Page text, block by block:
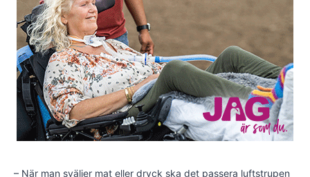
– När man sväljer mat eller dryck ska det passera luftstrupen